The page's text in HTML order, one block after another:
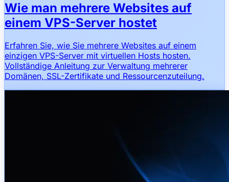
Wie man mehrere Websites auf
einem VPS-Server hostet
Erfahren Sie, wie Sie mehrere Websites auf einem
einzigen VPS-Server mit virtuellen Hosts hosten.
Vollständige Anleitung zur Verwaltung mehrerer
Domänen, SSL-Zertifikate und Ressourcenzuteilung.